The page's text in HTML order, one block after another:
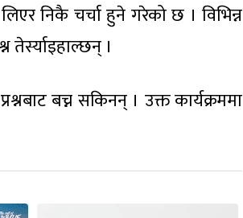
निकै चर्चा हुने गरेको छ । विभिन्न
तेर्स्याइहाल्छन् ।
बच्न सकिनन् । उक्त कार्यक्रममा